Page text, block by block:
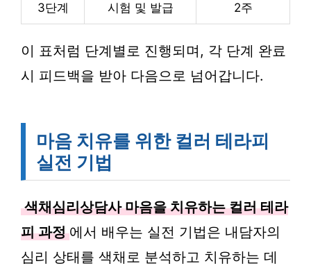
3단계 시험 및 발급 2주
이 표처럼 단계별로 진행되며, 각 단계 완료
시 피드백을 받아 다음으로 넘어갑니다.
마음 치유를 위한 컬러 테라피
실전 기법
색채심리상담사 마음을 치유하는 컬러 테라
피 과정 에서 배우는 실전 기법은 내담자의
심리 상태를 색채로 분석하고 치유하는 데